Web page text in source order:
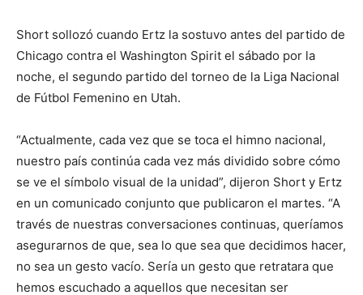
Short sollozó cuando Ertz la sostuvo antes del partido de
Chicago contra el Washington Spirit el sábado por la
noche, el segundo partido del torneo de la Liga Nacional
de Fútbol Femenino en Utah.
“Actualmente, cada vez que se toca el himno nacional,
nuestro país continúa cada vez más dividido sobre cómo
se ve el símbolo visual de la unidad”, dijeron Short y Ertz
en un comunicado conjunto que publicaron el martes. “A
través de nuestras conversaciones continuas, queríamos
asegurarnos de que, sea lo que sea que decidimos hacer,
no sea un gesto vacío. Sería un gesto que retratara que
hemos escuchado a aquellos que necesitan ser